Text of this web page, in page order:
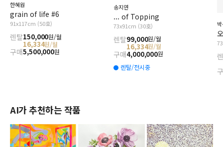
한혜원
grain of life #6
91x117cm (50호)
렌탈150,000원/월
16,334원/월
구매5,500,000원
송지연
... of Topping
73x91cm (30호)
렌탈99,000원/월
16,334원/월
구매4,000,000원
렌탈/전시중
AI가 추천하는 작품